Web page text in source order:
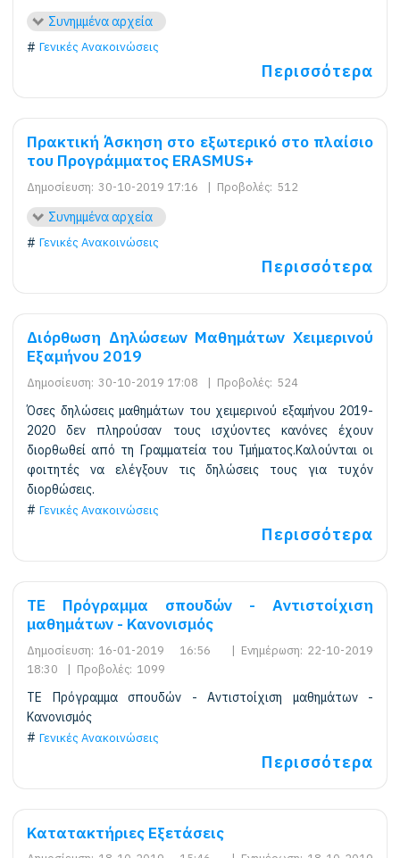
Συνημμένα αρχεία
Γενικές Ανακοινώσεις
Περισσότερα
Πρακτική Άσκηση στο εξωτερικό στο πλαίσιο
του Προγράμματος ERASMUS+
Δημοσίευση: 30-10-2019 17:16 | Προβολές: 512
Συνημμένα αρχεία
Γενικές Ανακοινώσεις
Περισσότερα
Διόρθωση Δηλώσεων Μαθημάτων Χειμερινού
Εξαμήνου 2019
Δημοσίευση: 30-10-2019 17:08 | Προβολές: 524
Όσες δηλώσεις μαθημάτων του χειμερινού εξαμήνου 2019-
2020 δεν πληρούσαν τους ισχύοντες κανόνες έχουν
διορθωθεί από τη Γραμματεία του Τμήματος.Καλούνται οι
φοιτητές να ελέγξουν τις δηλώσεις τους για τυχόν
διορθώσεις.
Γενικές Ανακοινώσεις
Περισσότερα
TE Πρόγραμμα σπουδών - Αντιστοίχιση
μαθημάτων - Κανονισμός
Δημοσίευση: 16-01-2019 16:56 | Ενημέρωση: 22-10-2019
18:30
| Προβολές: 1099
TE Πρόγραμμα σπουδών - Αντιστοίχιση μαθημάτων -
Κανονισμός
Γενικές Ανακοινώσεις
Περισσότερα
Κατατακτήριες Εξετάσεις